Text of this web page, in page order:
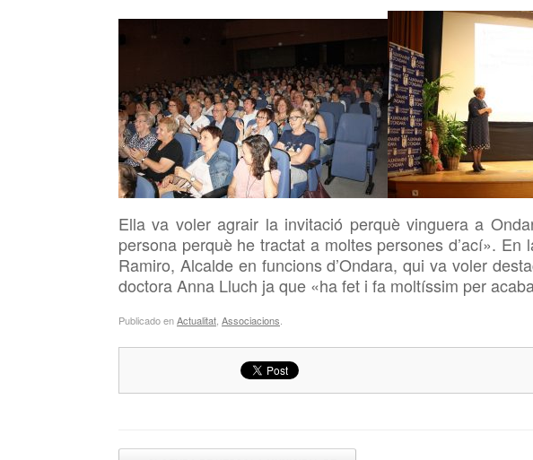
Ella va voler agrair lainvitació perquè vinguera a
persona perquè he tractat a moltes persones d’ací».
Ramiro, Alcalde en funcions d’Ondara, qui va voler
doctora Anna Lluch ja que «ha fet i fa moltíssim per
Publicado enActualitat Associacions
Navegador de artículos